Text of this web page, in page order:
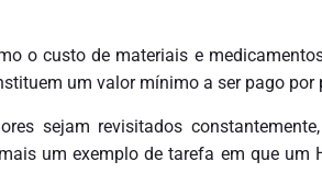
o custo de materiais e
um valor mínimo a ser pago por
sejam revisitados
um exemplo de tarefa em que um